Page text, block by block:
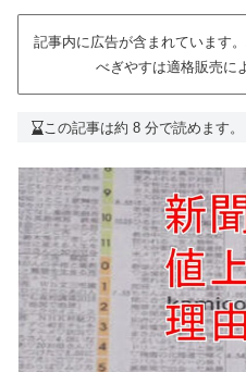
記事内に広告が含まれています
べぎやすは適格販売に
この記事は約 8 分で読めます。